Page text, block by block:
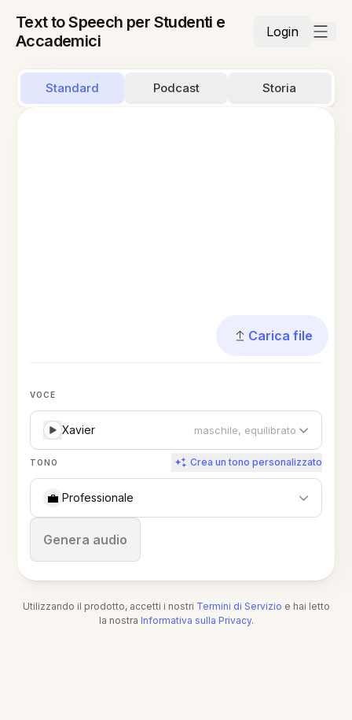
Text to Speech per Studenti e
Accademici
Login
Standard Podcast Storia
Carica file
VOCE
Xavier maschile, equilibrato
TONO Crea un tono personalizzato
💼 Professionale
Genera audio
Ferma
Utilizzando il prodotto, accetti i nostri Termini di Servizio e hai letto
la nostra Informativa sulla Privacy.